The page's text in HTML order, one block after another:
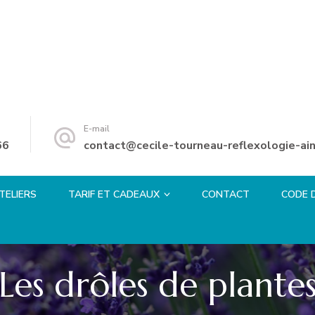
E-mail
contact@cecile-tourneau-reflexologie-
TARIF ET CADEAUX CONTACT CODE
drôles de